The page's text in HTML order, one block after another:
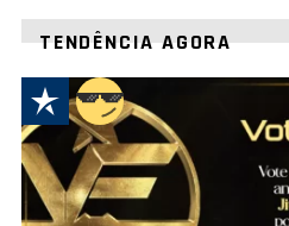
TENDÊNCIA AGORA